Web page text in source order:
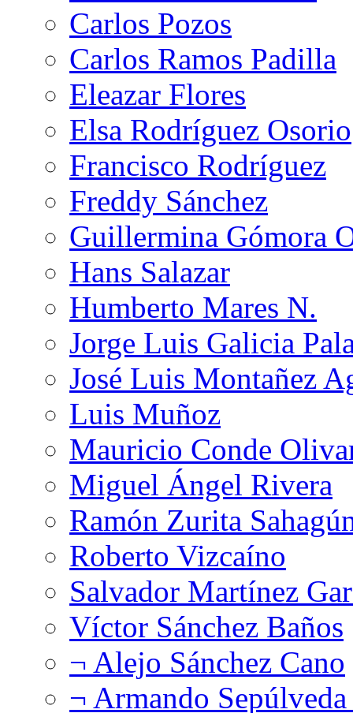
Carlos Pozos
Carlos Ramos Padilla
Eleazar Flores
Elsa Rodríguez Osorio
Francisco Rodríguez
Freddy Sánchez
Guillermina Gómora
Hans Salazar
Humberto Mares N.
Jorge Luis Galicia
José Luis Montañez
Luis Muñoz
Mauricio Conde
Miguel Ángel Rivera
Ramón Zurita
Roberto Vizcaíno
Salvador Martínez
Víctor Sánchez Baños
¬ Alejo Sánchez Cano
¬ Armando